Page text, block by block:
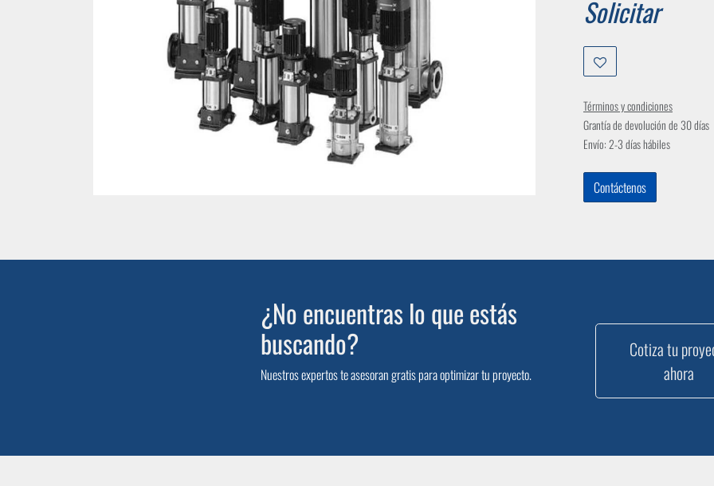
Solicitar
Términos y condiciones
Grantía de devolución de 30 días
Envío: 2-3 días hábiles
Contáctenos
¿No encuentras lo que estás
buscando?
Nuestros expertos te asesoran gratis para optimizar tu proyecto.
Cotiza tu
ahora